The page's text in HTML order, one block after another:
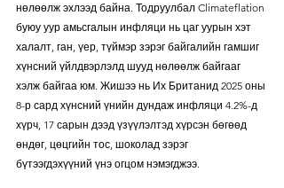
нөлөөлж эхлээд байна. Тодруулбал Climateflation
буюу уур амьсгалын инфляци нь цаг уурын хэт
халалт, ган, үер, түймэр зэрэг байгалийн гамшиг
хүнсний үйлдвэрлэлд шууд нөлөөлж байгааг
хэлж байгаа юм. Жишээ нь Их Британид 2025 оны
8-р сард хүнсний үнийн дундаж инфляци 4.2%-д
хүрч, 17 сарын дээд үзүүлэлтэд хүрсэн бөгөөд
өндөг, цөцгийн тос, шоколад зэрэг
бүтээгдэхүүний үнэ огцом нэмэгджээ.